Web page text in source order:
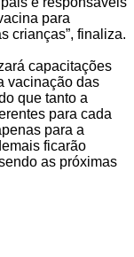
para
crianças”, finaliza.
capacitações
vacinação das
que tanto a
para cada
para a
ficarão
as próximas